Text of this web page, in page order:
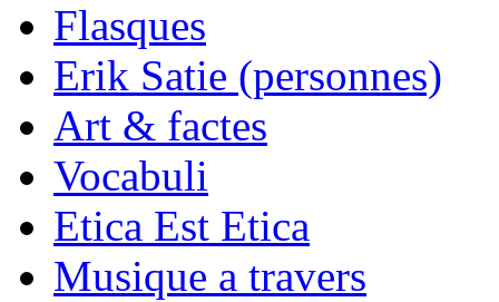
Flasques
Erik Satie (personnes)
Art & factes
Vocabuli
Etica Est Etica
Musique a travers